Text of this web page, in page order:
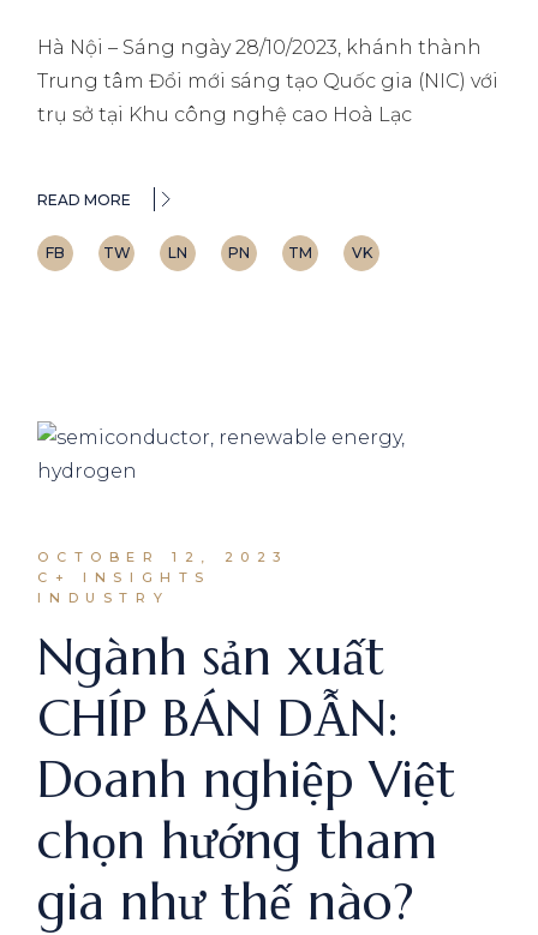
Hà Nội – Sáng ngày 28/10/2023, khánh thành
Trung tâm Đổi mới sáng tạo Quốc gia (NIC) với
trụ sở tại Khu công nghệ cao Hoà Lạc
READ MORE
FB TW LN PN TM VK
OCTOBER 12, 2023
C+ INSIGHTS
INDUSTRY
Ngành sản xuất
CHÍP BÁN DẪN:
Doanh nghiệp Việt
chọn hướng tham
gia như thế nào?